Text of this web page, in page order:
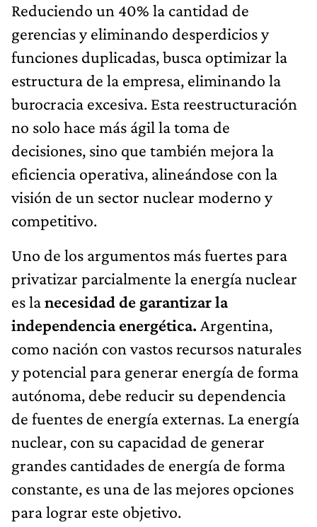
Reduciendo un 40% la cantidad de
gerencias y eliminando desperdicios y
funciones duplicadas, busca optimizar la
estructura de la empresa, eliminando la
burocracia excesiva. Esta reestructuración
no solo hace más ágil la toma de
decisiones, sino que también mejora la
eficiencia operativa, alineándose con la
visión de un sector nuclear moderno y
competitivo.
Uno de los argumentos más fuertes para
privatizar parcialmente la energía nuclear
es lanecesidad de garantizar la
independencia energética. Argentina,
como nación con vastos recursos naturales
y potencial para generar energía de forma
autónoma, debe reducir su dependencia
de fuentes de energía externas. La energía
nuclear, con su capacidad de generar
grandes cantidades de energía de forma
constante, es una de las mejores opciones
para lograr este objetivo.